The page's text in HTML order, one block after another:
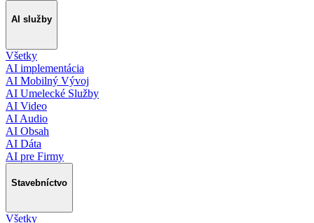
AI služby
Všetky
AI implementácia
AI Mobilný Vývoj
AI Umelecké Služby
AI Video
AI Audio
AI Obsah
AI Dáta
AI pre Firmy
Stavebníctvo
Všetky